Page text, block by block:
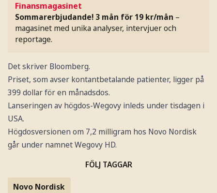
Finansmagasinet
Sommarerbjudande! 3 mån för 19 kr/mån –
magasinet med unika analyser, intervjuer och
reportage.
Det skriver Bloomberg.
Priset, som avser kontantbetalande patienter, ligger på
399 dollar för en månadsdos.
Lanseringen av högdos-Wegovy inleds under tisdagen i
USA.
Högdosversionen om 7,2 milligram hos Novo Nordisk
går under namnet Wegovy HD.
FÖLJ TAGGAR
Novo Nordisk